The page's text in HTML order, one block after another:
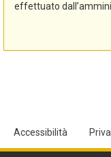
effettuato
Accessibilità